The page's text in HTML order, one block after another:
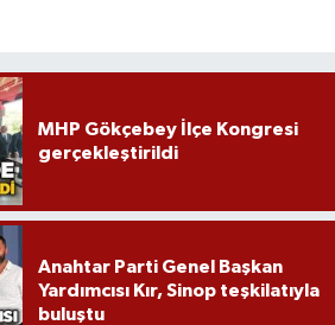
MHP Gökçebey İlçe Kongresi
gerçekleştirildi
Anahtar Parti Genel Başkan
Yardımcısı Kır, Sinop teşkilatıyla
buluştu